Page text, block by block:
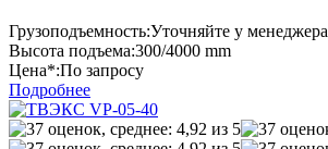
Грузоподъемность:Уточняйте у менеджера
Высота подъема:300/4000 mm
Цена*:По запросу
Подробнее